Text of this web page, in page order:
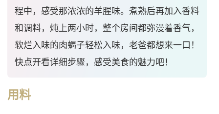
程中，感受那浓浓的羊腥味。煮熟后再加入香料
和调料，炖上两小时，整个房间都弥漫着香气，
软烂入味的肉蝎子轻松入味，老爸都想来一口！
快点开看详细步骤，感受美食的魅力吧！
用料